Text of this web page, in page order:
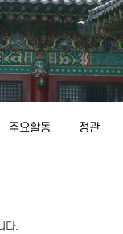
주요활동 정관
다.